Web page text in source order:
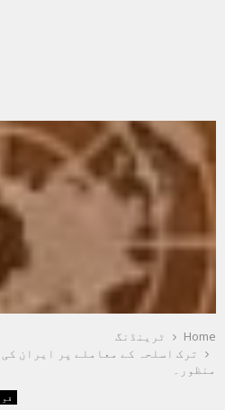
Home
ٹرینڈنگ
ترک اسلحہ کے معاملے پر ایران
منظور۔